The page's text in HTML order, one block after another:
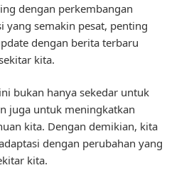
dengan perkembangan
semakin pesat, penting
dengan berita terbaru
kita.
bukan hanya sekedar untuk
juga untuk meningkatkan
kita. Dengan demikian, kita
dengan perubahan yang
kita.